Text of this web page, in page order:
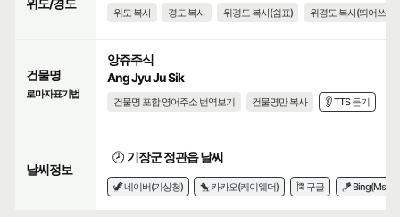
위도/경도
위도 복사 경도 복사 위경도 복사(쉼표) 위경도 복사(띄어쓰기)
건물명
로마자표기법
앙쥬주식
Ang Jyu Ju Sik
건물명 포함 영어주소 번역보기 건물명만 복사 👂 TTS 듣기
날씨정보
🕗 기장군 정관읍 날씨
🦖 네이버(기상청) 🐤 카카오(케이웨더) 🎏 구글 🪁 Bing(Msn)